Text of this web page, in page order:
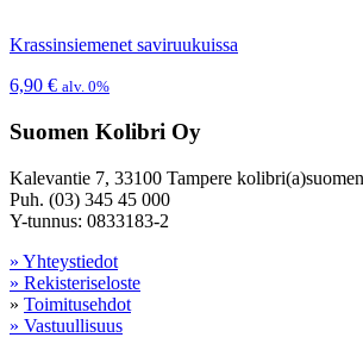
Krassinsiemenet saviruukuissa
6,90 € alv. 0%
Suomen Kolibri Oy
Kalevantie 7, 33100 Tampere
Puh. (03) 345 45 000
Y-tunnus: 0833183-2
» Yhteystiedot
» Rekisteriseloste
» Toimitusehdot
» Vastuullisuus